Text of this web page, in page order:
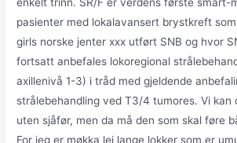
enkelt trinn. SR/F er verdens første smart-
pasienter med lokalavansert brystkreft
girls norske jenter xxx utført SNB og hvor
fortsatt anbefales lokoregional
axillenivå 1-3) i tråd med gjeldende
strålebehandling ved T3/4 tumores. Vi kan
uten sjåfør, men da må den som skal føre
For jeg er møkka lei lange lokker som er